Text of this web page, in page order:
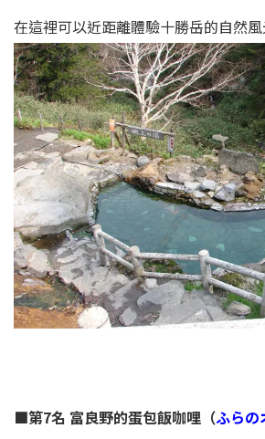
在這裡可以近距離體驗十勝岳的自然風
■第7名 富良野的蛋包飯咖哩（ふらの